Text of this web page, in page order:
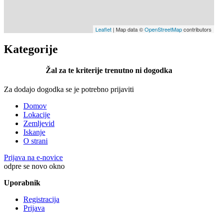
Leaflet | Map data ©OpenStreetMapcontributors
Kategorije
Žal za te kriterije trenutno ni dogodka
Za dodajo dogodka se je potrebno prijaviti
Domov
Lokacije
Zemljevid
Iskanje
O strani
Prijava na e-novice
odpre se novo okno
Uporabnik
Registracija
Prijava